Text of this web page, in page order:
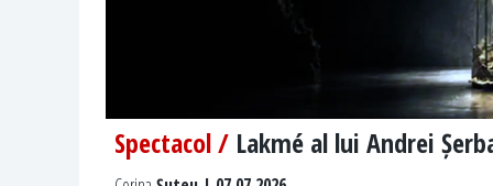
Spectacol / Lakmé al lui Andrei